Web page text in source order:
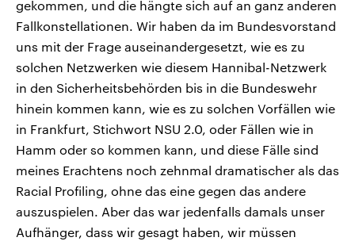
gekommen, und die hängte sich auf an ganz anderen
Fallkonstellationen. Wir haben da im Bundesvorstand
uns mit der Frage auseinandergesetzt, wie es zu
solchen Netzwerken wie diesem Hannibal-Netzwerk
in den Sicherheitsbehörden bis in die Bundeswehr
hinein kommen kann, wie es zu solchen Vorfällen wie
in Frankfurt, Stichwort NSU 2.0, oder Fällen wie in
Hamm oder so kommen kann, und diese Fälle sind
meines Erachtens noch zehnmal dramatischer als das
Racial Profiling, ohne das eine gegen das andere
auszuspielen. Aber das war jedenfalls damals unser
Aufhänger, dass wir gesagt haben, wir müssen